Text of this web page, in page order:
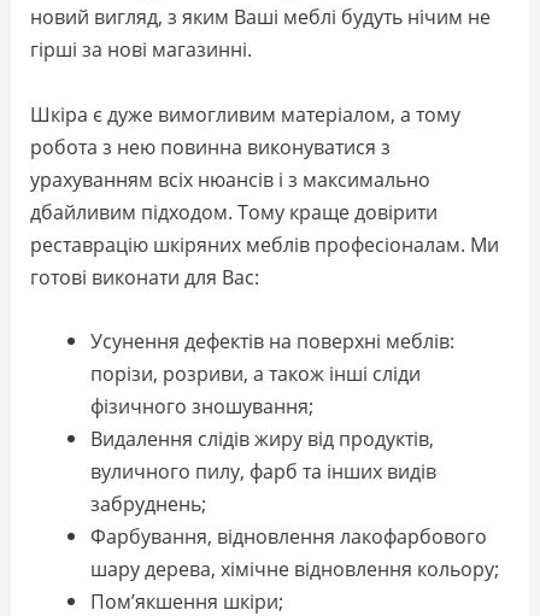
новий вигляд, з яким Ваші меблі будуть нічим не
гірші за нові магазинні.
Шкіра є дуже вимогливим матеріалом, а тому
робота з нею повинна виконуватися з
урахуванням всіх нюансів і з максимально
дбайливим підходом. Тому краще довірити
реставрацію шкіряних меблів професіоналам. Ми
готові виконати для Вас:
Усунення дефектів на поверхні меблів:
порізи, розриви, а також інші сліди
фізичного зношування;
Видалення слідів жиру від продуктів,
вуличного пилу, фарб та інших видів
забруднень;
Фарбування, відновлення лакофарбового
шару дерева, хімічне відновлення кольору;
Пом’якшення шкіри;